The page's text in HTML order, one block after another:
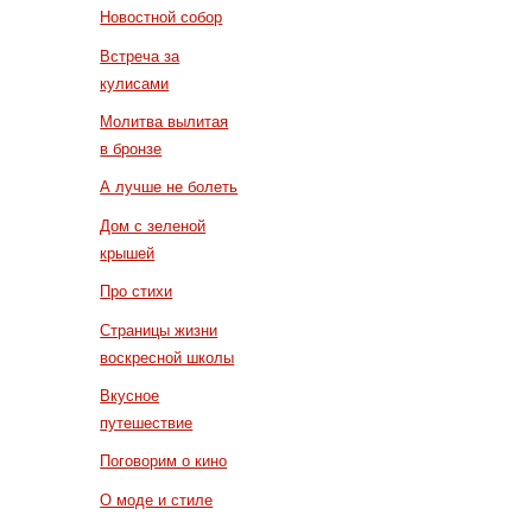
Новостной собор
Встреча за
кулисами
Молитва вылитая
в бронзе
А лучше не болеть
Дом с зеленой
крышей
Про стихи
Страницы жизни
воскресной школы
Вкусное
путешествие
Поговорим о кино
О моде и стиле